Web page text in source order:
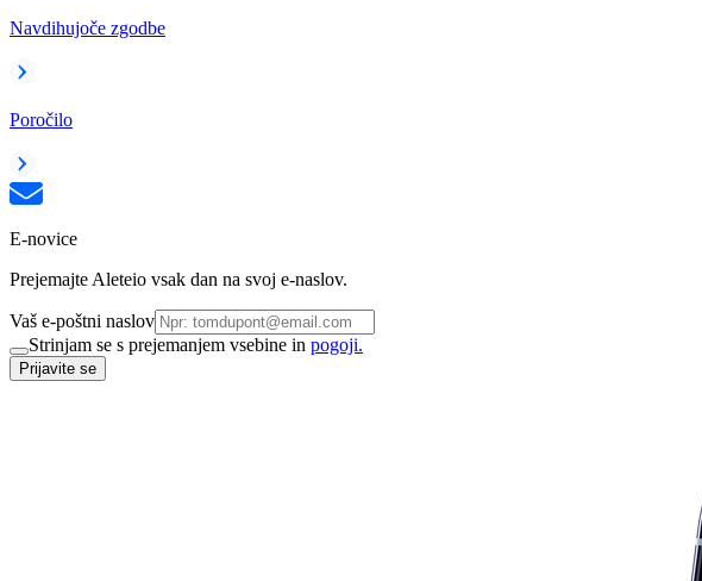
Navdihujoče zgodbe
Poročilo
E-novice
Prejemajte Aleteio vsak dan na svoj e-naslov.
Vaš e-poštni naslov
Strinjam se s prejemanjem vsebine in pogoji.
Prijavite se